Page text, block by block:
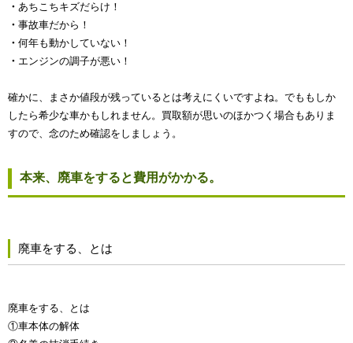
・ あちこちキズだらけ！
・ 事故車だから！
・ 何年も動かしていない！
・ エンジンの調子が悪い！
確かに、まさか値段が残っているとは考えにくいですよね。でももしか
したら希少な車かもしれません。買取額が思いのほかつく場合もありま
すので、念のため確認をしましょう。
本来、廃車をすると費用がかかる。
廃車をする、とは
廃車をする、とは
①車本体の解体